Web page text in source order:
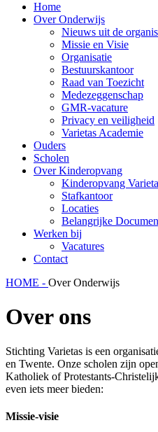
Home
Over Onderwijs
Nieuws uit de
Missie en Visie
Organisatie
Bestuurskantoor
Raad van Toezicht
Medezeggenschap
GMR-vacature
Privacy en veiligheid
Varietas Academie
Ouders
Scholen
Over Kinderopvang
Kinderopvang
Stafkantoor
Locaties
Belangrijke
Werken bij
Vacatures
Contact
HOME - Over Onderwijs
Over ons
Stichting Varietas is een
en Twente. Onze scholen zijn
Katholiek of Protestants-
even iets meer bieden:
Missie-visie